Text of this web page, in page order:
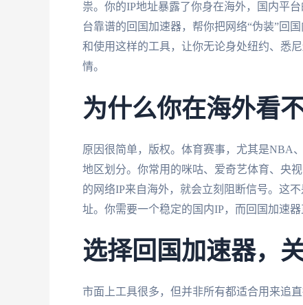
祟。你的IP地址暴露了你身在海外，国内平
台靠谱的回国加速器，帮你把网络“伪装”回
和使用这样的工具，让你无论身处纽约、悉
情。
为什么你在海外看
原因很简单，版权。体育赛事，尤其是NBA
地区划分。你常用的咪咕、爱奇艺体育、央
的网络IP来自海外，就会立刻阻断信号。这
址。你需要一个稳定的国内IP，而回国加速器
选择回国加速器，
市面上工具很多，但并非所有都适合用来追